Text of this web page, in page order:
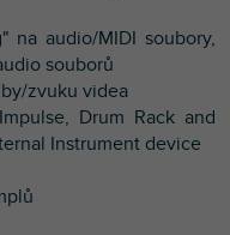
na audio/MIDI soubory,
souborů
zvuku videa
Drum Rack and
Instrument device